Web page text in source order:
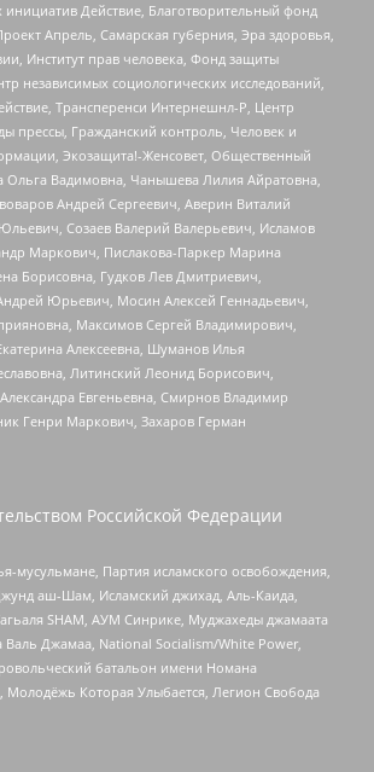
Действие, Благотворительный фонд
Апрель, Самарская губерния, Эра здоровья,
Институт прав человека, Фонд защиты
независимых социологических исследований,
Трансперенси Интернешнл-Р, Центр
прессы, Гражданский контроль, Человек и
Экозащита!-Женсовет, Общественный
Ольга Вадимовна, Чанышева Лилия Айратовна,
Андрей Сергеевич, Аверин Виталий
Созаев Валерий Валерьевич, Исламов
Маркович, Пислакова-Паркер Марина
Борисовна, Гудков Лев Дмитриевич,
Юрьевич, Мосин Алексей Геннадьевич,
Максимов Сергей Владимирович,
Алексеевна, Шуманов Илья
Литинский Леонид Борисович,
Евгеньевна, Смирнов Владимир
Генри Маркович, Захаров Герман
Российской Федерации
мусульмане, Партия исламского освобождения,
аш-Шам, Исламский джихад, Аль-Каида,
SHAM, АУМ Синрике, Муджахеды джамаата
Джамаа, National Socialism/White Power,
батальон имени Номана
Молодёжь Которая Улыбается, Легион Свобода